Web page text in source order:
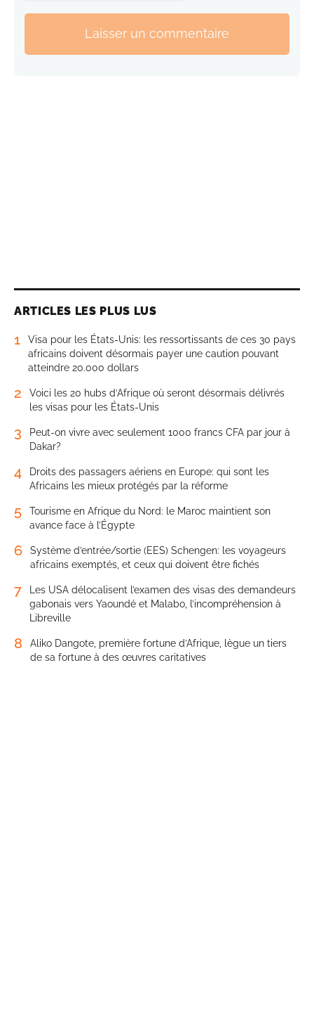
Laisser un commentaire
ARTICLES LES PLUS LUS
1
Visa pour les États-Unis: les ressortissants de ces 30 pays
africains doivent désormais payer une caution pouvant
atteindre 20.000 dollars
2
Voici les 20 hubs d’Afrique où seront désormais délivrés
les visas pour les États-Unis
3
Peut-on vivre avec seulement 1000 francs CFA par jour à
Dakar?
4
Droits des passagers aériens en Europe: qui sont les
Africains les mieux protégés par la réforme
5
Tourisme en Afrique du Nord: le Maroc maintient son
avance face à l’Égypte
6
Système d’entrée/sortie (EES) Schengen: les voyageurs
africains exemptés, et ceux qui doivent être fichés
7
Les USA délocalisent l’examen des visas des demandeurs
gabonais vers Yaoundé et Malabo, l’incompréhension à
Libreville
8
Aliko Dangote, première fortune d’Afrique, lègue un tiers
de sa fortune à des œuvres caritatives